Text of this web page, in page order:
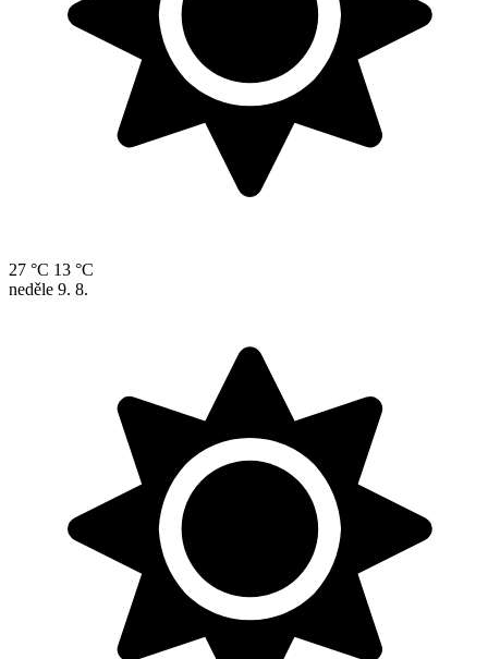
27 °C 13 °C
neděle 9. 8.